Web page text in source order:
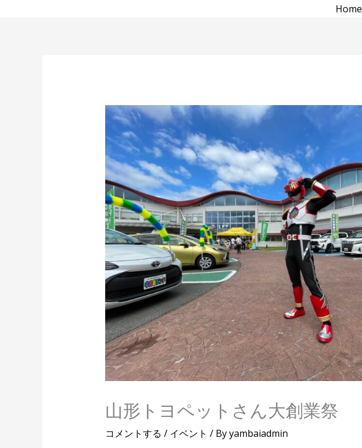
Home
山形トヨペットさん大創業祭
コメントする / イベント / Byyambaiadmin